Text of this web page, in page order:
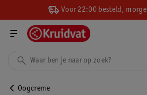
Voor 22:00 besteld,
Oogcreme